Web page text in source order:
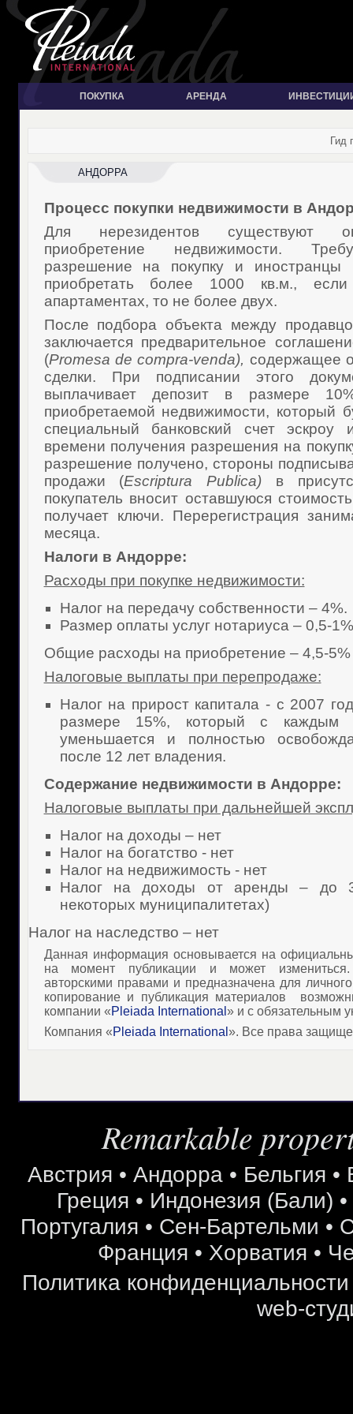
ПОКУПКА АРЕНДА
Гид
АНДОРРА
Процесс покупки недвижимости в
Для нерезидентов существуют
приобретение недвижимости.
разрешение на покупку и
приобретать более 1000 кв.м.,
апартаментах, то не более двух.
После подбора объекта между
заключается предварительное
(Promesa decompra-venda), содержащее
сделки. При подписании этого
выплачивает депозит в размере
приобретаемой недвижимости, который
специальный банковский счет эскроу
времени получения разрешения на
разрешение получено, стороны
продажи (Escriptura Publica) в
покупатель вносит оставшуюся
получает ключи. Перерегистрация
месяца.
Налоги в Андорре:
Расходы при покупке недвижимости:
Налог на передачу собственности – 4%.
Размер оплаты услуг нотариуса – 0,5-
Общие расходы на приобретение – 4,5-5%
Налоговые выплаты при перепродаже:
Налог на прирост капитала - с 2007
размере 15%, который с каждым
уменьшается и полностью
после 12 лет владения.
Содержание недвижимости в Андорре:
Налоговые выплаты при дальнейшей
Налог на доходы – нет
Налог на богатство - нет
Налог на недвижимость - нет
Налог на доходы от аренды – до
некоторых муниципалитетах)
Налог на наследство – нет
Данная информация основывается на
на момент публикации и может
авторскими правами и предназначена для
копирование и публикация материалов
компании «Pleiada International » и с обязательным
Компания «Pleiada International ». Все права
Remarkable
Австрия • Андорра • Бельгия •
Греция • Индонезия (Бали) •
Португалия • Сен-Бартельми •
Франция • Хорватия •
Политика конфиденциальности
web-